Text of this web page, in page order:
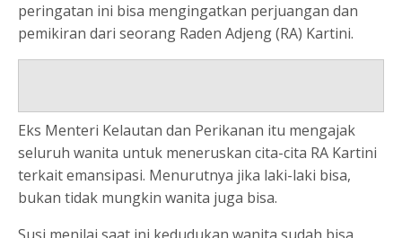
peringatan ini bisa mengingatkan perjuangan dan
pemikiran dari seorang Raden Adjeng (RA) Kartini.
Eks Menteri Kelautan dan Perikanan itu mengajak
seluruh wanita untuk meneruskan cita-cita RA Kartini
terkait emansipasi. Menurutnya jika laki-laki bisa,
bukan tidak mungkin wanita juga bisa.